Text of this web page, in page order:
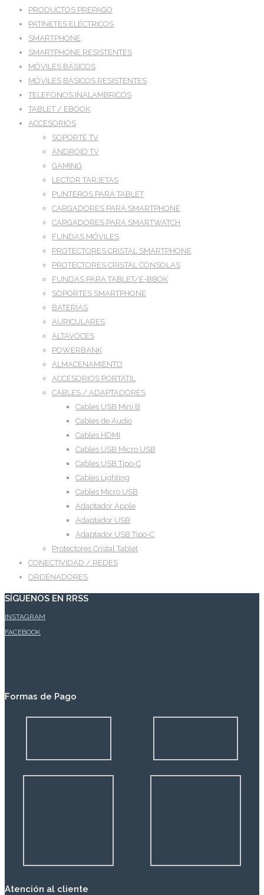
PRODUCTOS PREPAGO
PATINETES ELÉCTRICOS
SMARTPHONE
SMARTPHONE RESISTENTES
MÓVILES BÁSICOS
MÓVILES BÁSICOS RESISTENTES
TELEFONOS INALAMBRICOS
TABLET / EBOOK
ACCESORIOS
SOPORTE TV
ANDROID TV
GAMING
LECTOR TARJETAS
PUNTEROS PARA TABLET
CARGADORES PARA SMARTPHONE
CARGADORES PARA SMARTWATCH
FUNDAS MÓVILES
PROTECTORES CRISTAL SMARTPHONE
PROTECTORES CRISTAL CONSOLAS
FUNDAS PARA TABLET/E-BBOK
SOPORTES SMARTPHONE
BATERÍAS
AURICULARES
ALTAVOCES
POWERBANK
ALMACENAMIENTO
ACCESORIOS PORTÁTIL
CABLES / ADAPTADORES
Cables USB Mini B
Cables de Audio
Cables HDMI
Cables USB Micro USB
Cables USB Tipo-C
Cables Lighting
Cables Micro USB
Adaptador Apple
Adaptador USB
Adaptador USB Tipo-C
Protectores Cristal Tablet
CONECTIVIDAD / REDES
ORDENADORES
SÍGUENOS EN RRSS
INSTAGRAM
FACEBOOK
Formas de Pago
Atención al cliente